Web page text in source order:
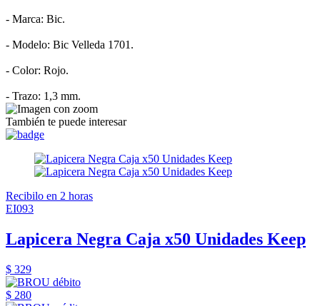
- Marca: Bic.
- Modelo: Bic Velleda 1701.
- Color: Rojo.
- Trazo: 1,3 mm.
También te puede interesar
Recibilo en 2 horas
EI093
Lapicera Negra Caja x50 Unidades Keep
$ 329
$ 280